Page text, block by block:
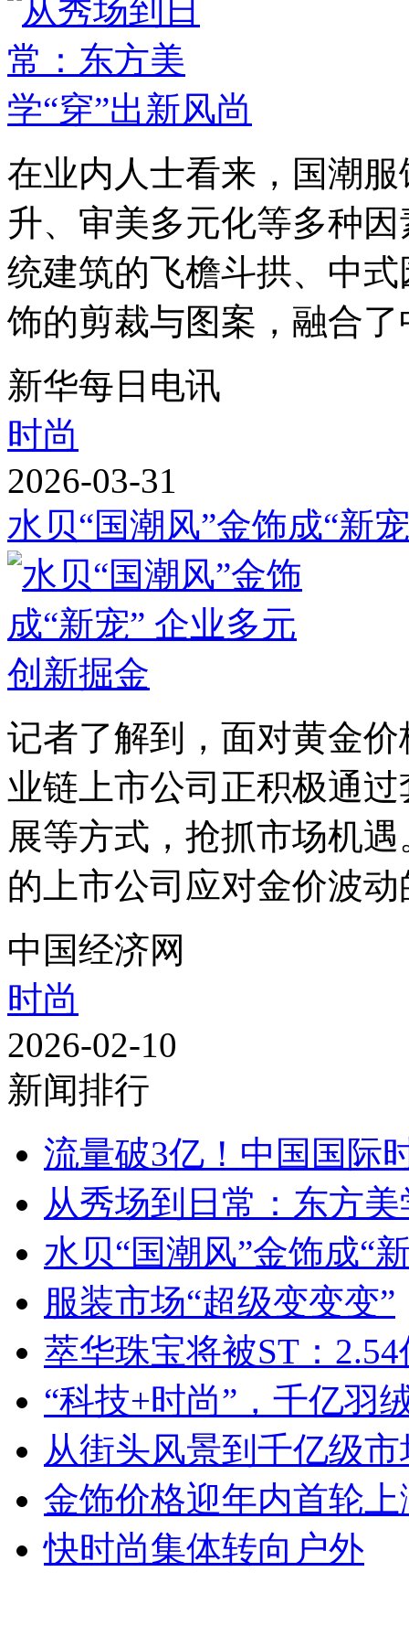
在业内人士看来，国潮
升、审美多元化等多种
统建筑的飞檐斗拱、中
饰的剪裁与图案，融合
新华每日电讯
时尚
2026-03-31
水贝“国潮风”金饰成“新
记者了解到，面对黄金
业链上市公司正积极通
展等方式，抢抓市场机
的上市公司应对金价波
中国经济网
时尚
2026-02-10
新闻排行
流量破3亿！中国国际
从秀场到日常：东方
水贝“国潮风”金饰成“
服装市场“超级变变变”
萃华珠宝将被ST：
“科技+时尚”，千亿羽
从街头风景到千亿级
金饰价格迎年内首轮上
快时尚集体转向户外